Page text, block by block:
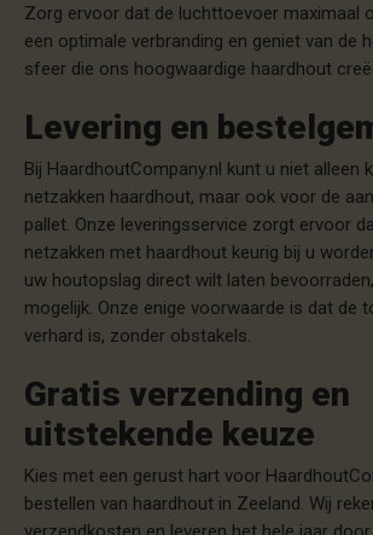
Zorg ervoor dat de luchttoevoer maximaal
een optimale verbranding en geniet van de
sfeer die ons hoogwaardige haardhout
Levering en
Bij HaardhoutCompany.nl kunt u niet alleen
netzakken haardhout, maar ook voor de
pallet. Onze leveringsservice zorgt ervoor
netzakken met haardhout keurig bij u
uw houtopslag direct wilt laten
mogelijk. Onze enige voorwaarde is dat de
verhard is, zonder obstakels.
Gratis verzending en
uitstekende keuze
Kies met een gerust hart voor
bestellen van haardhout in Zeeland. Wij